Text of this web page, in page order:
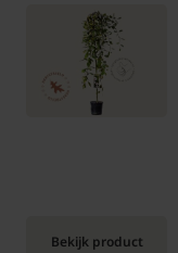
Bekijk product